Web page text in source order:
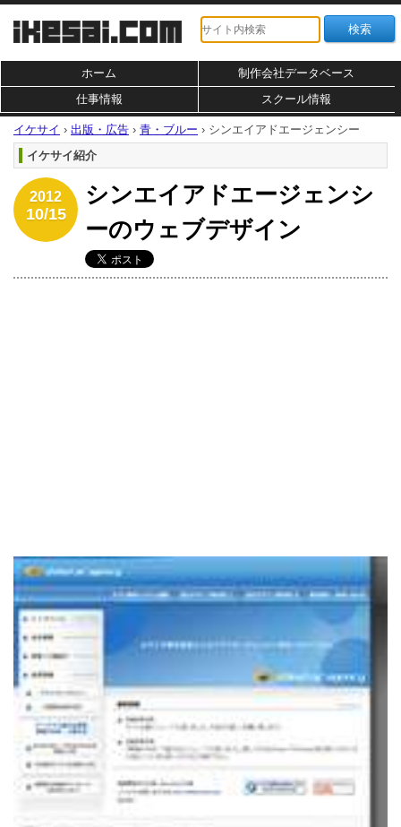
ホーム
制作会社データベース
仕事情報
スクール情報
イケサイ › 出版・広告 › 青・ブルー › シンエイアドエージェンシー
イケサイ紹介
2012
10/15
シンエイアドエージェンシ
ーのウェブデザイン